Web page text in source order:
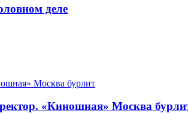
деле
«Киношная» Москва